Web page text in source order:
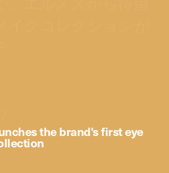
the brand's first eye